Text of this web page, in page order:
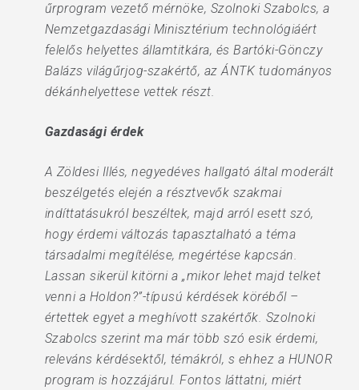
űrprogram vezető mérnöke, Szolnoki Szabolcs, a
Nemzetgazdasági Minisztérium technológiáért
felelős helyettes államtitkára, és Bartóki-Gönczy
Balázs világűrjog-szakértő, az ÁNTK tudományos
dékánhelyettese vettek részt.
Gazdasági érdek
A Zöldesi Illés, negyedéves hallgató által moderált
beszélgetés elején a résztvevők szakmai
indíttatásukról beszéltek, majd arról esett szó,
hogy érdemi változás tapasztalható a téma
társadalmi megítélése, megértése kapcsán.
Lassan sikerül kitörni a „mikor lehet majd telket
venni a Holdon?”-típusú kérdések köréből –
értettek egyet a meghívott szakértők. Szolnoki
Szabolcs szerint ma már több szó esik érdemi,
releváns kérdésektől, témákról, s ehhez a HUNOR
program is hozzájárul. Fontos láttatni, miért